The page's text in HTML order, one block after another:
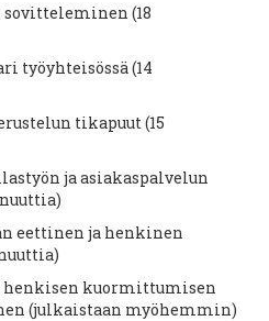
(18
työyhteisössä (14
tikapuut (15
ja asiakaspalvelun
eettinen ja henkinen
henkisen kuormittumisen
(julkaistaan myöhemmin)